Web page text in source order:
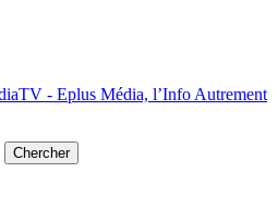
- Eplus Média, l’Info Autrement